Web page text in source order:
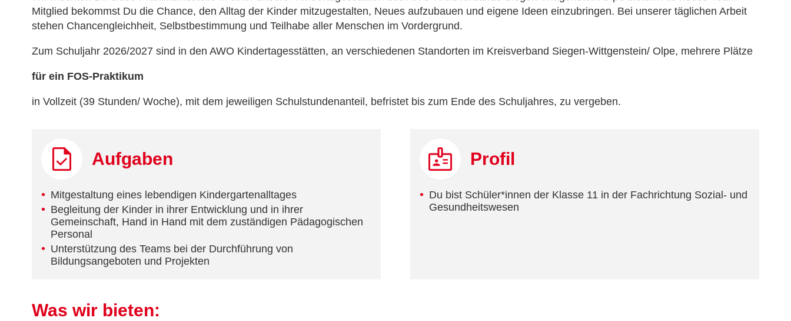
Mitglied bekommst Du die Chance, den Alltag der Kinder mitzugestalten, Neues aufzubauen und eigene Ideen einzubringen. Bei unserer täglichen Arbeit
stehen Chancengleichheit, Selbstbestimmung und Teilhabe aller Menschen im Vordergrund.
Zum Schuljahr 2026/2027 sind in den AWO Kindertagesstätten, an verschiedenen Standorten im Kreisverband Siegen-Wittgenstein/ Olpe, mehrere Plätze
für ein FOS-Praktikum
in Vollzeit (39 Stunden/ Woche), mit dem jeweiligen Schulstundenanteil, befristet bis zum Ende des Schuljahres, zu vergeben.
Aufgaben
Mitgestaltung eines lebendigen Kindergartenalltages
Begleitung der Kinder in ihrer Entwicklung und in ihrer
Gemeinschaft, Hand in Hand mit dem zuständigen Pädagogischen
Personal
Unterstützung des Teams bei der Durchführung von
Bildungsangeboten und Projekten
Profil
Du bist Schüler*innen der Klasse 11 in der Fachrichtung Sozial- und
Gesundheitswesen
Was wir bieten: